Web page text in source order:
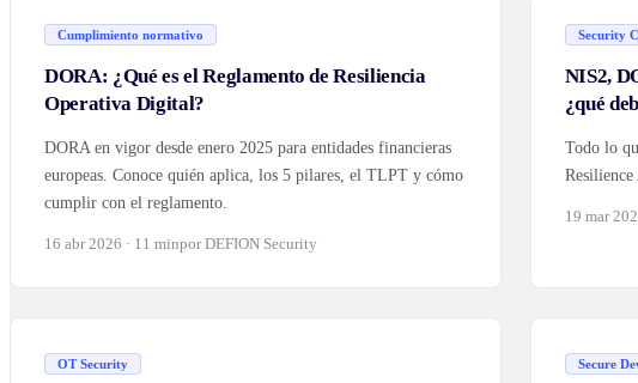
Cumplimiento normativo
DORA: ¿Qué es el Reglamento de Resiliencia
Operativa Digital?
DORA en vigor desde enero 2025 para entidades financieras
europeas. Conoce quién aplica, los 5 pilares, el TLPT y cómo
cumplir con el reglamento.
16 abr 2026 · 11 minpor DEFION Security
Security
NIS2,
¿qué
Todo lo
19 mar
OT Security Secure